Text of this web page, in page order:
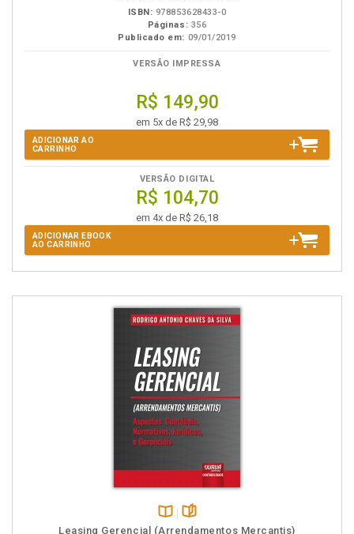
ISBN: 978853628433-0
Páginas: 356
Publicado em: 09/01/2019
VERSÃO IMPRESSA
R$ 149,90
em 5x de R$ 29,98
ADICIONAR AO
CARRINHO
VERSÃO DIGITAL
R$ 104,70
em 4x de R$ 26,18
ADICIONAR EBOOK
AO CARRINHO
Disponível
páginas
Leasing Gerencial (Arrendamentos Mercantis)